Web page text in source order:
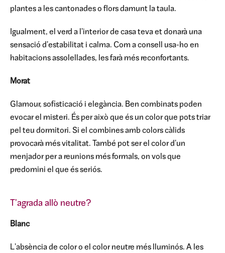
plantes a les cantonades o flors damunt la taula.
Igualment, el verd a l'interior de casa teva et donarà una
sensació d'estabilitat i calma. Com a consell usa-ho en
habitacions assolellades, les farà més reconfortants.
Morat
Glamour, sofisticació i elegància. Ben combinats poden
evocar el misteri. És per això que és un color que pots triar
pel teu dormitori. Si el combines amb colors càlids
provocarà més vitalitat. També pot ser el color d'un
menjador per a reunions més formals, on vols que
predomini el que és seriós.
T'agrada allò neutre?
Blanc
L'absència de color o el color neutre més lluminós. A les